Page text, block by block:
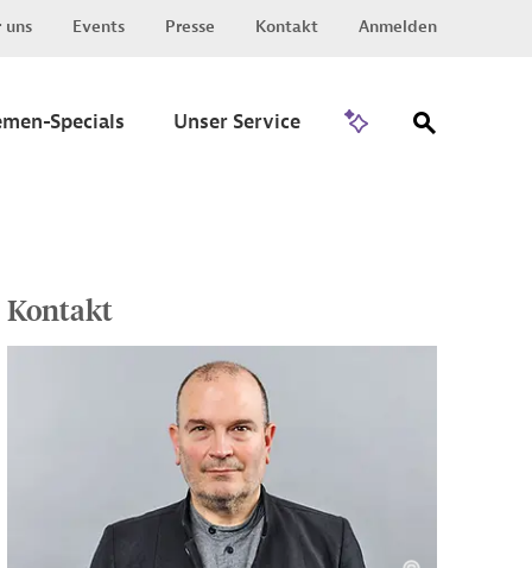
uns Events Presse Kontakt Anmelden
Specials Unser Service
Kontakt